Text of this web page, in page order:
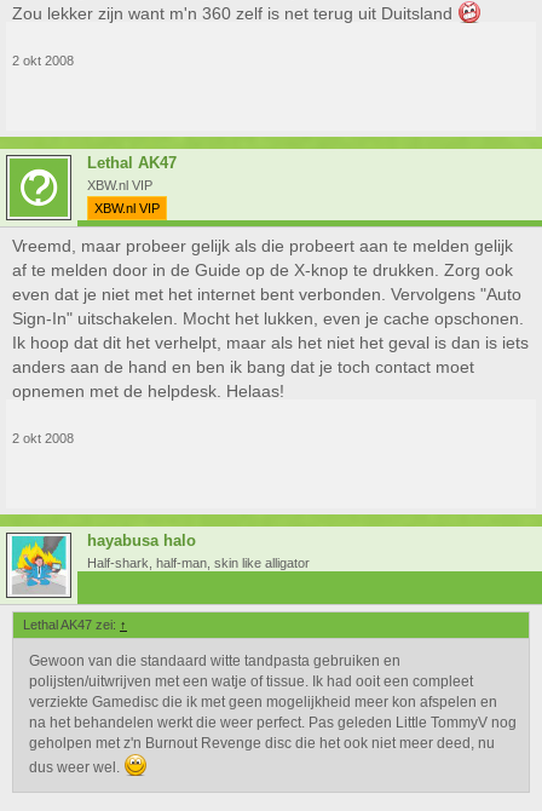
Zou lekker zijn want m'n 360 zelf is net terug uit Duitsland
2 okt 2008
Lethal AK47
XBW.nl VIP
XBW.nl VIP
Vreemd, maar probeer gelijk als die probeert aan te melden gelijk
af te melden door in de Guide op de X-knop te drukken. Zorg ook
even dat je niet met het internet bent verbonden. Vervolgens "Auto
Sign-In" uitschakelen. Mocht het lukken, even je cache opschonen.
Ik hoop dat dit het verhelpt, maar als het niet het geval is dan is iets
anders aan de hand en ben ik bang dat je toch contact moet
opnemen met de helpdesk. Helaas!
2 okt 2008
hayabusa halo
Half-shark, half-man, skin like alligator
Lethal AK47 zei: ↑
Gewoon van die standaard witte tandpasta gebruiken en
polijsten/uitwrijven met een watje of tissue. Ik had ooit een compleet
verziekte Gamedisc die ik met geen mogelijkheid meer kon afspelen en
na het behandelen werkt die weer perfect. Pas geleden Little TommyV nog
geholpen met z'n Burnout Revenge disc die het ook niet meer deed, nu
dus weer wel.